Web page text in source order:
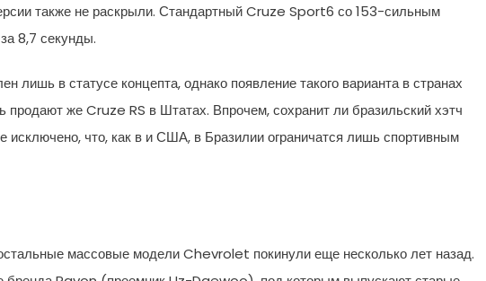
также не раскрыли. Стандартный Cruze Sport6 со 153-сильным
8,7 секунды.
лишь в статусе концепта, однако появление такого варианта в странах
же Cruze RS в Штатах. Впрочем, сохранит ли бразильский хэтч
что, как в и США, в Бразилии ограничатся лишь спортивным
массовые модели Chevrolet покинули еще несколько лет назад.